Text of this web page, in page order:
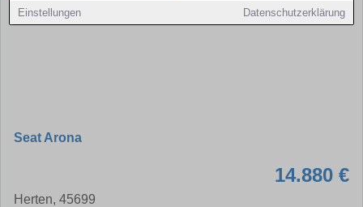
Einstellungen Datenschutzerklärung
Seat Arona
14.880 €
Herten, 45699